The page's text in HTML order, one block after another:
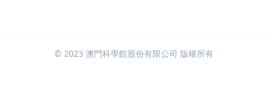
© 2023 澳門科學館股份有限公司 版權所有